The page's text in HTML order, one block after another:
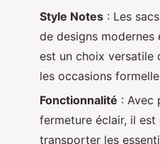
Style Notes : Les
de designs modernes
est un choix
les occasions
Fonctionnalité : Avec
fermeture éclair, il
transporter les